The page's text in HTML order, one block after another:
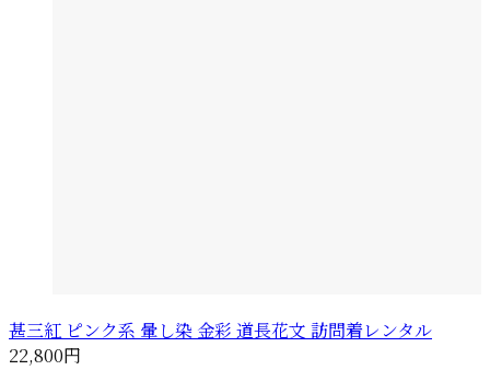
甚三紅 ピンク系 暈し染 金彩 道長花文 訪問着レンタル
22,800円